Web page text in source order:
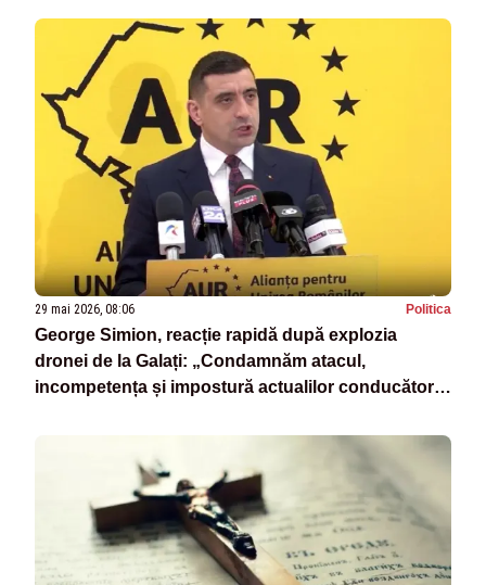
29 mai 2026, 08:06 Politica
George Simion, reacție rapidă după explozia
dronei de la Galați: „Condamnăm atacul,
incompetența și impostură actualilor conducători.